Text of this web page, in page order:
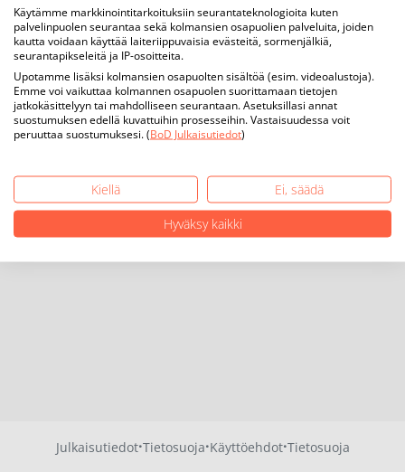
Julkaisutiedot·Tietosuoja·Käyttöehdot·Tietosuoja
Käytämme markkinointitarkoituksiin seurantateknologioita kuten
palvelinpuolen seurantaa sekä kolmansien osapuolien palveluita, joiden
kautta voidaan käyttää laiteriippuvaisia evästeitä, sormenjälkiä,
seurantapikseleitä ja IP-osoitteita.
Upotamme lisäksi kolmansien osapuolten sisältöä (esim. videoalustoja).
Emme voi vaikuttaa kolmannen osapuolen suorittamaan tietojen
jatkokäsittelyyn tai mahdolliseen seurantaan. Asetuksillasi annat
suostumuksen edellä kuvattuihin prosesseihin. Vastaisuudessa voit
peruuttaa suostumuksesi. (BoD Julkaisutiedot)
Kiellä
Ei, säädä
Hyväksy kaikki